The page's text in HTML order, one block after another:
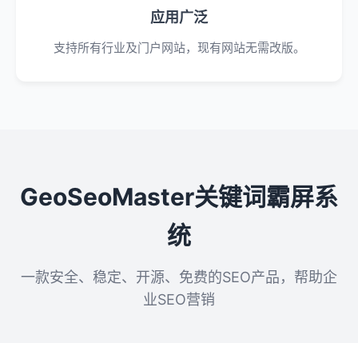
应用广泛
支持所有行业及门户网站，现有网站无需改版。
GeoSeoMaster关键词霸屏系
统
一款安全、稳定、开源、免费的SEO产品，帮助企
业SEO营销